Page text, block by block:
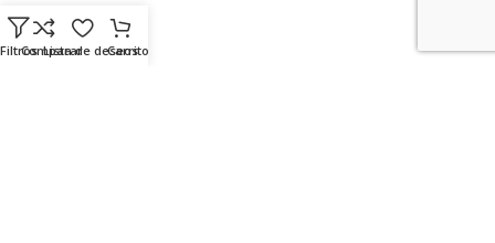
Contacto
Envíos
FiltrosComparar
Lista de deseos
Carrito